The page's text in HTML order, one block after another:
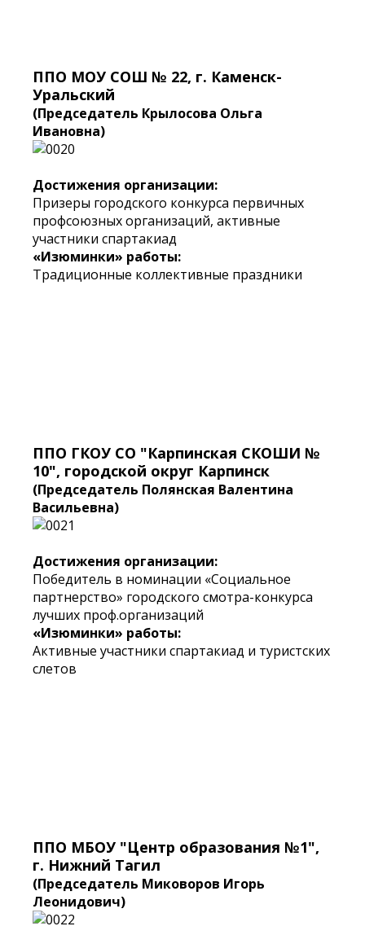
ППО МОУ СОШ № 22, г. Каменск-
Уральский
(Председатель Крылосова Ольга
Ивановна)
Достижения организации:
Призеры городского конкурса первичных
профсоюзных организаций, активные
участники спартакиад
«Изюминки» работы:
Традиционные коллективные праздники
ППО ГКОУ СО "Карпинская СКОШИ №
10", городской округ Карпинск
(Председатель Полянская Валентина
Васильевна)
Достижения организации:
Победитель в номинации «Социальное
партнерство» городского смотра-конкурса
лучших проф.организаций
«Изюминки» работы:
Активные участники спартакиад и туристских
слетов
ППО МБОУ "Центр образования №1",
г. Нижний Тагил
(Председатель Миковоров Игорь
Леонидович)